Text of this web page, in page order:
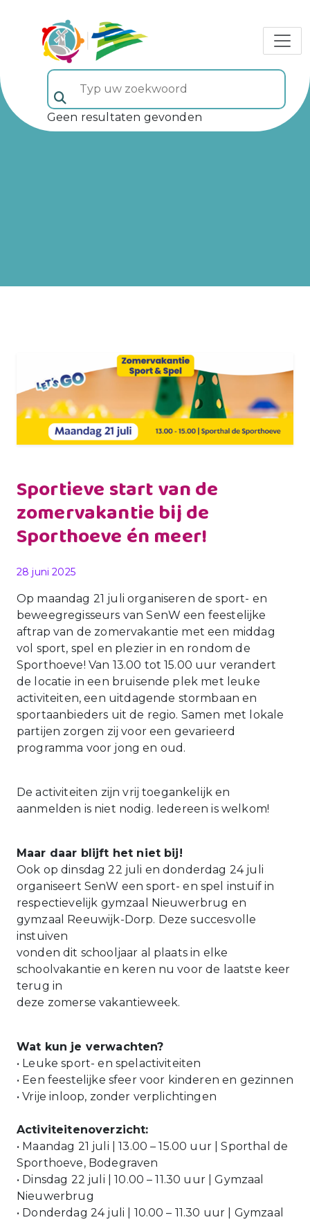
Typ uw zoekwoord (veld 5)
Geen resultaten gevonden
Sportieve start van de
zomervakantie bij de
Sporthoeve én meer!
Gepubliceerd op
28 juni 2025
Op maandag 21 juli organiseren de sport- en
beweegregisseurs van SenW een feestelijke
aftrap van de zomervakantie met een middag
vol sport, spel en plezier in en rondom de
Sporthoeve! Van 13.00 tot 15.00 uur verandert
de locatie in een bruisende plek met leuke
activiteiten, een uitdagende stormbaan en
sportaanbieders uit de regio. Samen met lokale
partijen zorgen zij voor een gevarieerd
programma voor jong en oud.
De activiteiten zijn vrij toegankelijk en
aanmelden is niet nodig. Iedereen is welkom!
Maar daar blijft het niet bij!
Ook op dinsdag 22 juli en donderdag 24 juli
organiseert SenW een sport- en spel instuif in
respectievelijk gymzaal Nieuwerbrug en
gymzaal Reeuwijk-Dorp. Deze succesvolle
instuiven
vonden dit schooljaar al plaats in elke
schoolvakantie en keren nu voor de laatste keer
terug in
deze zomerse vakantieweek.
Wat kun je verwachten?
• Leuke sport- en spelactiviteiten
• Een feestelijke sfeer voor kinderen en gezinnen
• Vrije inloop, zonder verplichtingen
Activiteitenoverzicht:
• Maandag 21 juli | 13.00 – 15.00 uur | Sporthal de
Sporthoeve, Bodegraven
• Dinsdag 22 juli | 10.00 – 11.30 uur | Gymzaal
Nieuwerbrug
• Donderdag 24 juli | 10.00 – 11.30 uur | Gymzaal